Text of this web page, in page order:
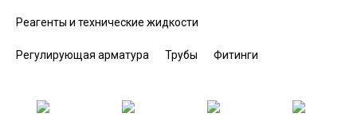
Реагенты и технические жидкости
Регулирующая арматура Трубы Фитинги